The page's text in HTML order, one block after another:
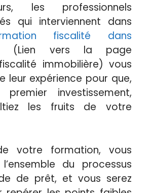
les professionnels
qui interviennent dans
fiscalité dans
(Lien vers la page
immobilière) vous
leur expérience pour que,
investissement,
les fruits de votre
votre formation, vous
du processus
de prêt, et vous serez